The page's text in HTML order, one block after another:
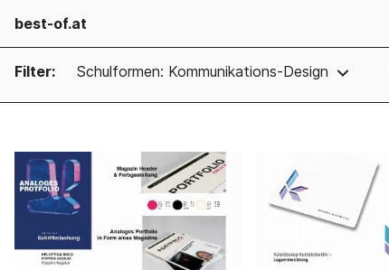
best-of.at
Filter: Schulformen: Kommunikations-Design